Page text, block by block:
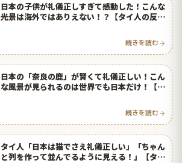
日本の子供が礼儀正しすぎて感動した！こんな
光景は海外ではありえない！？【タイ人の反
続きを読む
日本の「奈良の鹿」が賢くて礼儀正しい！こん
な風景が見られるのは世界でも日本だけ！【タ
続きを読む
タイ人「日本は猫でさえ礼儀正しい」「ちゃん
と列を作って並んでるように見える！」【タイ